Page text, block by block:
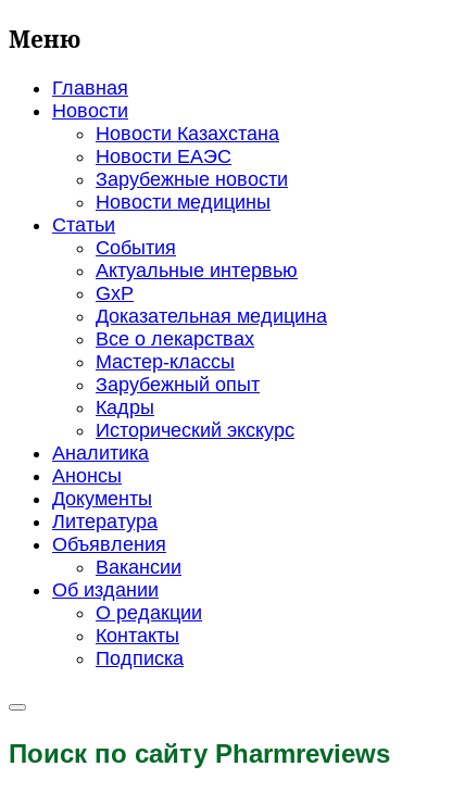
Меню
Главная
Новости
Новости Казахстана
Новости ЕАЭС
Зарубежные новости
Новости медицины
Статьи
События
Актуальные интервью
GxP
Доказательная медицина
Все о лекарствах
Мастер-классы
Зарубежный опыт
Кадры
Исторический экскурс
Аналитика
Анонсы
Документы
Литература
Объявления
Вакансии
Об издании
О редакции
Контакты
Подписка
Поиск по сайту Pharmreviews